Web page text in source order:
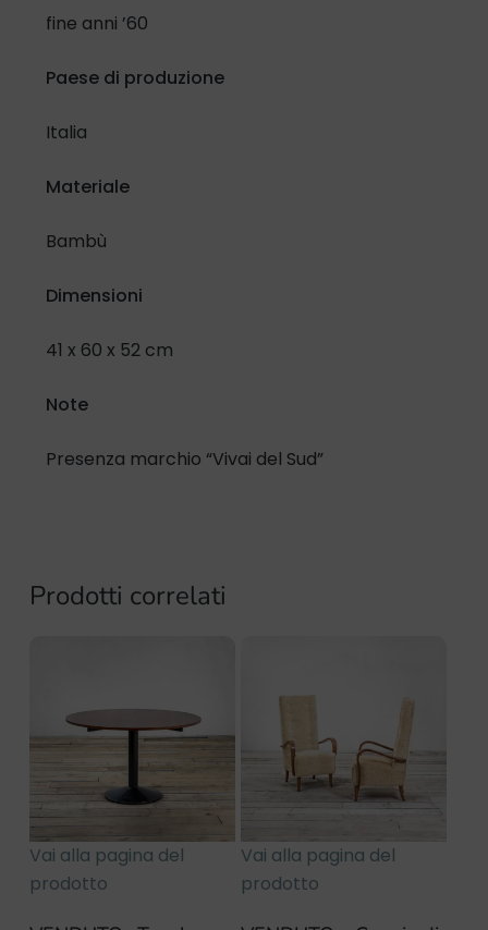
fine anni ’60
Paese di produzione
Italia
Materiale
Bambù
Dimensioni
41 x 60 x 52 cm
Note
Presenza marchio “Vivai del Sud”
Prodotti correlati
Vai alla pagina del
prodotto
Vai alla pagina del
prodotto